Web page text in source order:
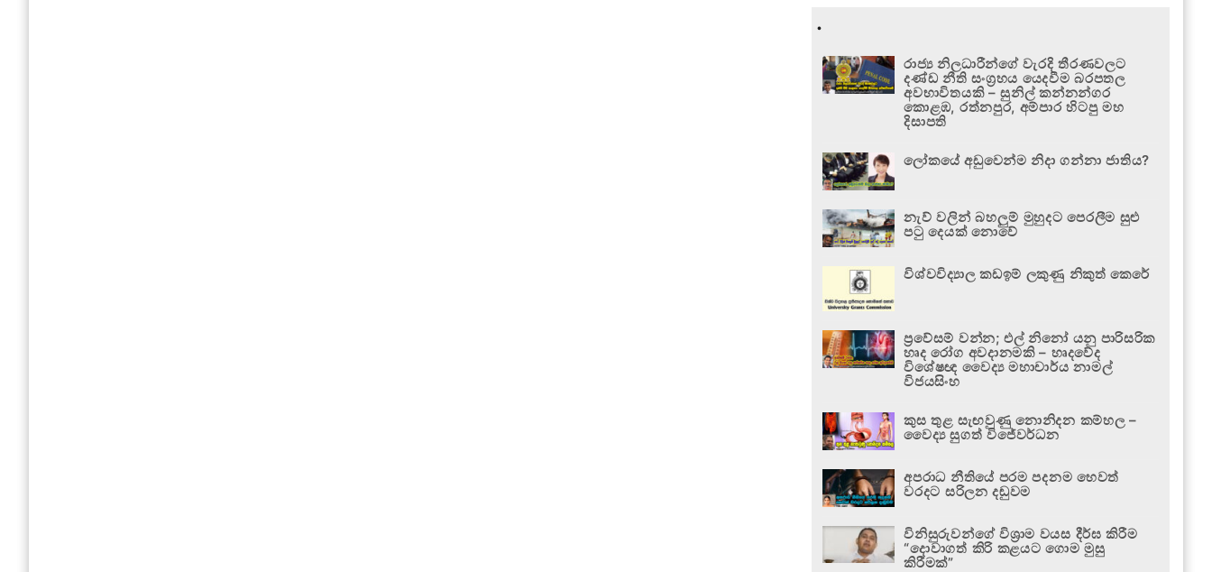
.
රාජ්‍ය නිලධාරීන්ගේ වැරදි තීරණවලට
දණ්ඩ නීති සංග්‍රහය යෙදවීම බරපතල
අවභාවිතයකි – සුනිල් කන්නන්ගර
කොළඹ, රත්නපුර, අම්පාර හිටපු මහ
දිසාපති
ලෝකයේ අඩුවෙන්ම නිදා ගන්නා ජාතිය?
නැව් වලින් බහලුම් මුහුදට පෙරලීම සුළු
පටු දෙයක් නොවේ
විශ්වවිද්‍යාල කඩඉම් ලකුණු නිකුත් කෙරේ
ප්‍රවේසම් වන්න; එල් නිනෝ යනු පාරිසරික
හෘද රෝග අවදානමකි – හෘදවේද
විශේෂඥ වෛද්‍ය මහාචාර්ය නාමල්
විජයසිංහ
කුස තුළ සැඟවුණු නොනිදන කම්හල –
වෛද්‍ය සුගත් විජේවර්ධන
අපරාධ නීතියේ පරම පදනම හෙවත්
වරදට සරිලන දඬුවම
විනිසුරුවන්ගේ විශ්‍රාම වයස දීර්ඝ කිරීම
“දොවාගත් කිරි කළයට ගොම මුසු
කිරීමක්”